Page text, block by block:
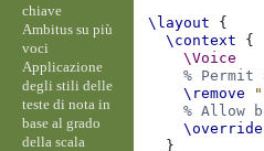
\layout
{
\context
{
\Voice
%
\remove
% Allow
\override
}
chiave
Ambitus su più
voci
Applicazione
degli stili delle
teste di nota in
base al grado
della scala